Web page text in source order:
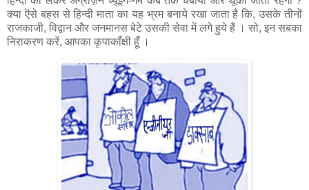
क्या ऎसे बहस से हिन्दी माता का यह भ्रम बनाये रखा जाता है कि, उसके तीनों
राजकाजी, विद्वान और जनमानस बेटे उसकी सेवा में लगे हुये हैं । सो, इन सबका
निराकरण करें, आपका कृपाकाँक्षी हूँ ।